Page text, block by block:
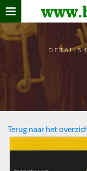
Home
verzamelen
De bierkaart
Bezoekers
DETAILS
Terug naar het